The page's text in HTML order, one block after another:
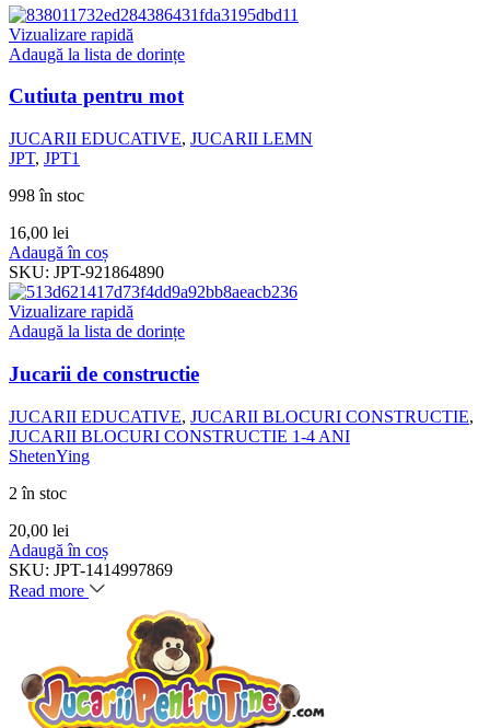
Vizualizare rapidă
Adaugă la lista de dorințe
Cutiuta pentru mot
JUCARII EDUCATIVE, JUCARII LEMN
JPT, JPT1
998 în stoc
16,00 lei
Adaugă în coș
SKU: JPT-921864890
Vizualizare rapidă
Adaugă la lista de dorințe
Jucarii de constructie
JUCARII EDUCATIVE, JUCARII BLOCURI CONSTRUCTIE,
JUCARII BLOCURI CONSTRUCTIE 1-4 ANI
ShetenYing
2 în stoc
20,00 lei
Adaugă în coș
SKU: JPT-1414997869
Read more